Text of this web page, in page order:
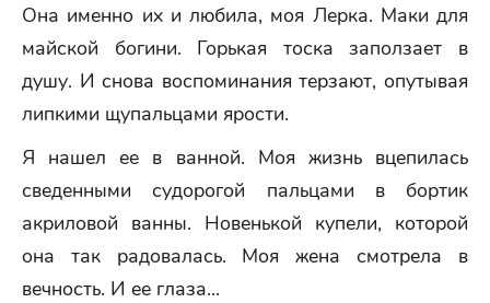
Она именно их и любила, моя Лерка. Маки для
майской богини. Горькая тоска заползает в
душу. И снова воспоминания терзают, опутывая
липкими щупальцами ярости.
Я нашел ее в ванной. Моя жизнь вцепилась
сведенными судорогой пальцами в бортик
акриловой ванны. Новенькой купели, которой
она так радовалась. Моя жена смотрела в
вечность. И ее глаза...